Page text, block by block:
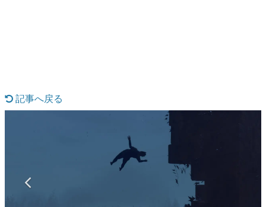
マンガ
記事へ戻る